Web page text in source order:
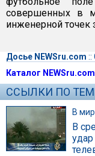
совершенных в
инженерной точек
Досье NEWSru.com ::
Каталог NEWSru.com
ССЫЛКИ ПО
В
В